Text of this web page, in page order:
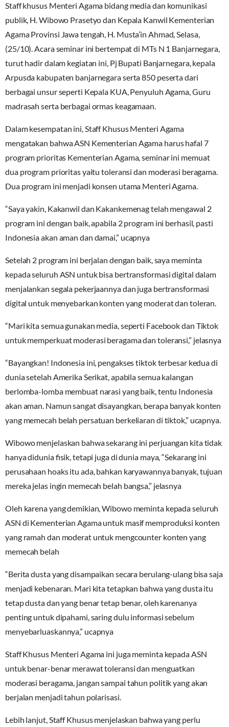
Staff khusus Menteri Agama bidang media dan komunikasi
publik, H. Wibowo Prasetyo dan Kepala Kanwil Kementerian
Agama Provinsi Jawa tengah, H. Musta’in Ahmad, Selasa,
(25/10). Acara seminar ini bertempat di MTs N 1 Banjarnegara,
turut hadir dalam kegiatan ini, Pj Bupati Banjarnegara, kepala
Arpusda kabupaten banjarnegara serta 850 peserta dari
berbagai unsur seperti Kepala KUA, Penyuluh Agama, Guru
madrasah serta berbagai ormas keagamaan.
Dalam kesempatan ini, Staff Khusus Menteri Agama
mengatakan bahwa ASN Kementerian Agama harus hafal 7
program prioritas Kementerian Agama, seminar ini memuat
dua program prioritas yaitu toleransi dan moderasi beragama.
Dua program ini menjadi konsen utama Menteri Agama.
“Saya yakin, Kakanwil dan Kakankemenag telah mengawal 2
program ini dengan baik, apabila 2 program ini berhasil, pasti
Indonesia akan aman dan damai,” ucapnya
Setelah 2 program ini berjalan dengan baik, saya meminta
kepada seluruh ASN untuk bisa bertransformasi digital dalam
menjalankan segala pekerjaannya dan juga bertransformasi
digital untuk menyebarkan konten yang moderat dan toleran.
“Mari kita semua gunakan media, seperti Facebook dan Tiktok
untuk memperkuat moderasi beragama dan toleransi,” jelasnya
“Bayangkan! Indonesia ini, pengakses tiktok terbesar kedua di
dunia setelah Amerika Serikat, apabila semua kalangan
berlomba-lomba membuat narasi yang baik, tentu Indonesia
akan aman. Namun sangat disayangkan, berapa banyak konten
yang memecah belah persatuan berkeliaran di tiktok,” ucapnya.
Wibowo menjelaskan bahwa sekarang ini perjuangan kita tidak
hanya didunia fisik, tetapi juga di dunia maya, “Sekarang ini
perusahaan hoaks itu ada, bahkan karyawannya banyak, tujuan
mereka jelas ingin memecah belah bangsa,” jelasnya
Oleh karena yang demikian, Wibowo meminta kepada seluruh
ASN di Kementerian Agama untuk masif memproduksi konten
yang ramah dan moderat untuk mengcounter konten yang
memecah belah
“Berita dusta yang disampaikan secara berulang-ulang bisa saja
menjadi kebenaran. Mari kita tetapkan bahwa yang dusta itu
tetap dusta dan yang benar tetap benar, oleh karenanya
penting untuk dipahami, saring dulu informasi sebelum
menyebarluaskannya,” ucapnya
Staff Khusus Menteri Agama ini juga meminta kepada ASN
untuk benar-benar merawat toleransi dan menguatkan
moderasi beragama, jangan sampai tahun politik yang akan
berjalan menjadi tahun polarisasi.
Lebih lanjut, Staff Khusus menjelaskan bahwa yang perlu